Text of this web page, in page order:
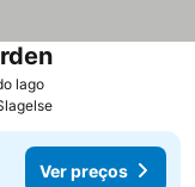
lago
Ver preços